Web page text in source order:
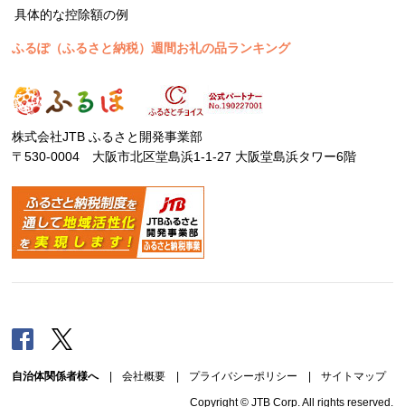
具体的な控除額の例
ふるぽ（ふるさと納税）週間お礼の品ランキング
株式会社JTB ふるさと開発事業部
〒530-0004 大阪市北区堂島浜1-1-27 大阪堂島浜タワー6階
Facebook
自治体関係者様へ| 会社概要 プライバシーポリシー サイトマップ
Copyright © JTB Corp. All rights reserved.